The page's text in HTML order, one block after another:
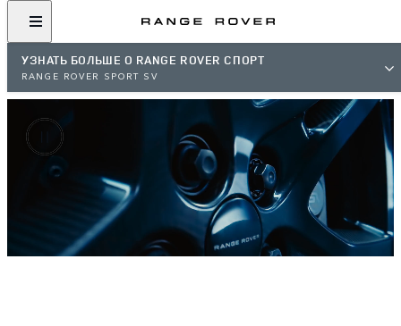
УЗНАТЬ БОЛЬШЕ О RANGE ROVER СПОРТ
RANGE ROVER SPORT SV